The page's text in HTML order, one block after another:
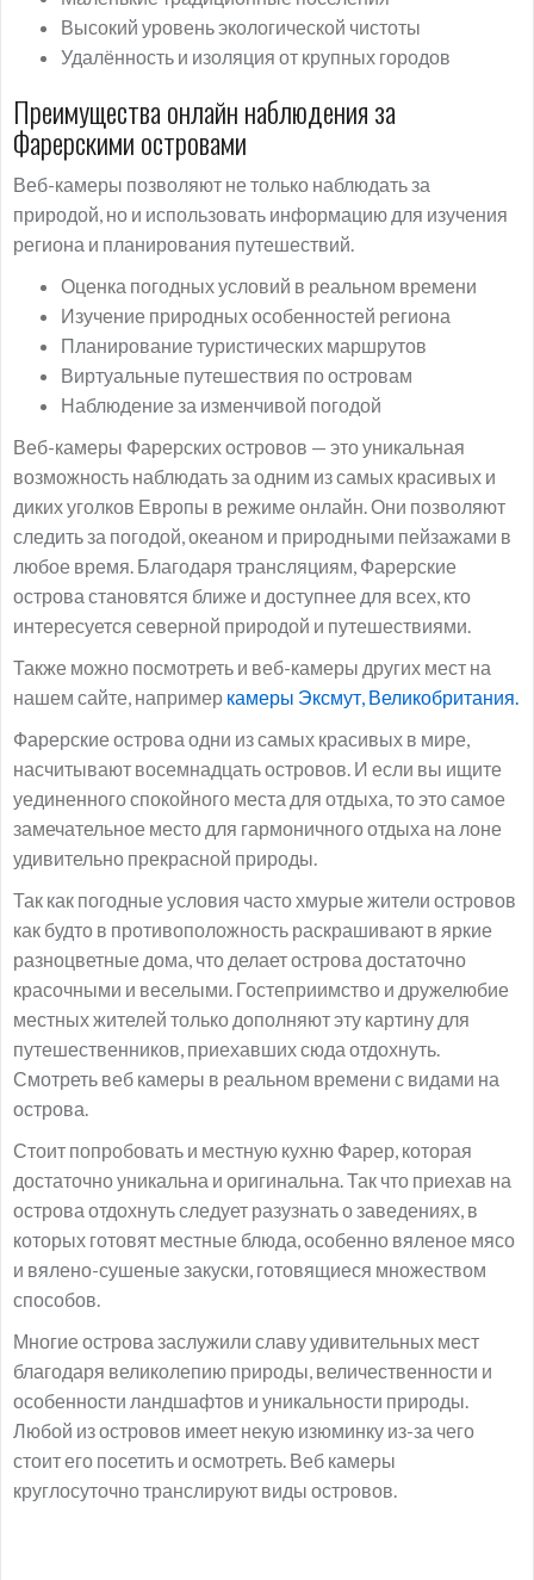
Высокий уровень экологической чистоты
Удалённость и изоляция от крупных городов
Преимущества онлайн наблюдения за
Фарерскими островами
Веб-камеры позволяют не только наблюдать за
природой, но и использовать информацию для изучения
региона и планирования путешествий.
Оценка погодных условий в реальном времени
Изучение природных особенностей региона
Планирование туристических маршрутов
Виртуальные путешествия по островам
Наблюдение за изменчивой погодой
Веб-камеры Фарерских островов — это уникальная
возможность наблюдать за одним из самых красивых и
диких уголков Европы в режиме онлайн. Они позволяют
следить за погодой, океаном и природными пейзажами в
любое время. Благодаря трансляциям, Фарерские
острова становятся ближе и доступнее для всех, кто
интересуется северной природой и путешествиями.
Также можно посмотреть и веб-камеры других мест на
нашем сайте, например камеры Эксмут, Великобритания.
Фарерские острова одни из самых красивых в мире,
насчитывают восемнадцать островов. И если вы ищите
уединенного спокойного места для отдыха, то это самое
замечательное место для гармоничного отдыха на лоне
удивительно прекрасной природы.
Так как погодные условия часто хмурые жители островов
как будто в противоположность раскрашивают в яркие
разноцветные дома, что делает острова достаточно
красочными и веселыми. Гостеприимство и дружелюбие
местных жителей только дополняют эту картину для
путешественников, приехавших сюда отдохнуть.
Смотреть веб камеры в реальном времени с видами на
острова.
Стоит попробовать и местную кухню Фарер, которая
достаточно уникальна и оригинальна. Так что приехав на
острова отдохнуть следует разузнать о заведениях, в
которых готовят местные блюда, особенно вяленое мясо
и вялено-сушеные закуски, готовящиеся множеством
способов.
Многие острова заслужили славу удивительных мест
благодаря великолепию природы, величественности и
особенности ландшафтов и уникальности природы.
Любой из островов имеет некую изюминку из-за чего
стоит его посетить и осмотреть. Веб камеры
круглосуточно транслируют виды островов.